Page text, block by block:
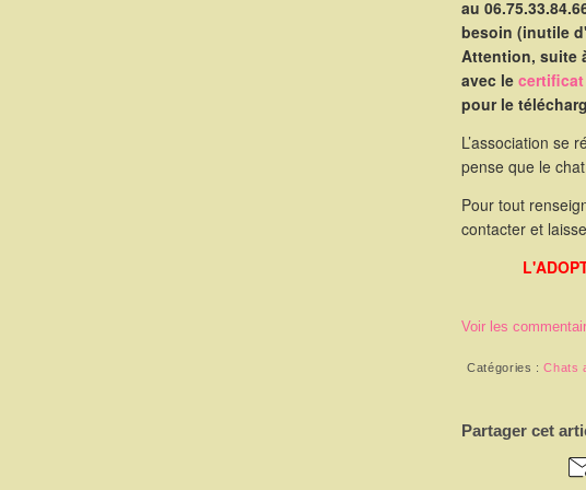
au
besoin (inutile
Attention, suite
avec le
pour le
L’association se
pense que le
Pour tout
contacter et
Voir les
Catégories :Chats
Partager cet